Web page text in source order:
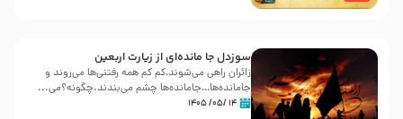
سوزدل جا مانده‌ای از زیارت اربعین
زائران راهی می‌شوند،کم‌ کم همه رفتنی‌ها می‌روند و
جامانده‌ها…جامانده‌ها چشم می‌بندند.چگونه؟می‌...
۱۴ /۰۵/ ۱۴۰۵